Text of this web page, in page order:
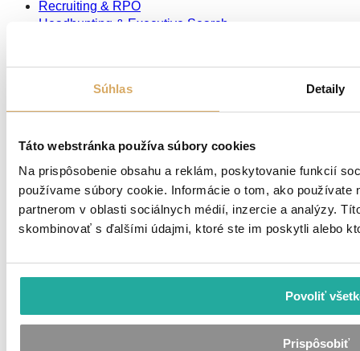
Súhlas Detaily
Táto webstránka používa súbory cookies
Na prispôsobenie obsahu a reklám, poskytovanie funkcií
používame súbory cookie. Informácie o tom, ako používate
partnerom v oblasti sociálnych médií, inzercie a analýzy.
skombinovať s ďalšími údajmi, ktoré ste im poskytli alebo
Povoliť
Prispôsobiť
Recruiting & RPO
Headhunting & Executive Search
Prípadové štúdie
Kariéra
Práca v MAXIN’S
Rozvoj v MAXIN’S
Život v MAXIN’S
Zdroje
MAXIN’S News